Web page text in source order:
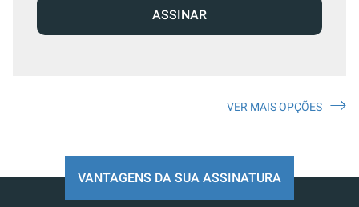
ASSINAR
VER MAIS OPÇÕES
VANTAGENS DA SUA ASSINATURA